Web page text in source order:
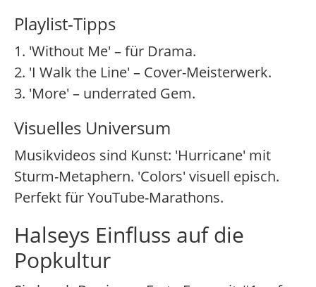
Playlist-Tipps
1. 'Without Me' – für Drama.
2. 'I Walk the Line' – Cover-Meisterwerk.
3. 'More' – underrated Gem.
Visuelles Universum
Musikvideos sind Kunst: 'Hurricane' mit
Sturm-Metaphern. 'Colors' visuell episch.
Perfekt für YouTube-Marathons.
Halseys Einfluss auf die
Popkultur